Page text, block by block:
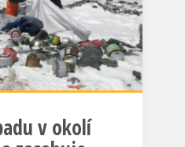
v okolí